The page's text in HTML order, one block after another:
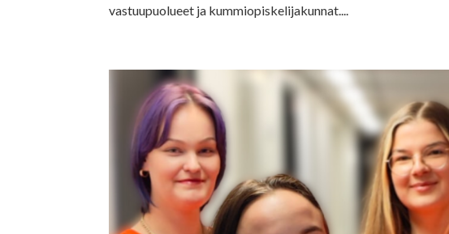
vastuupuolueet ja kummiopiskelijakunnat....